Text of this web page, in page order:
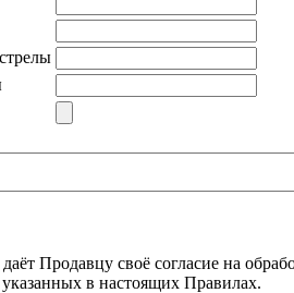
Продавцу своё согласие на
в настоящих Правилах.